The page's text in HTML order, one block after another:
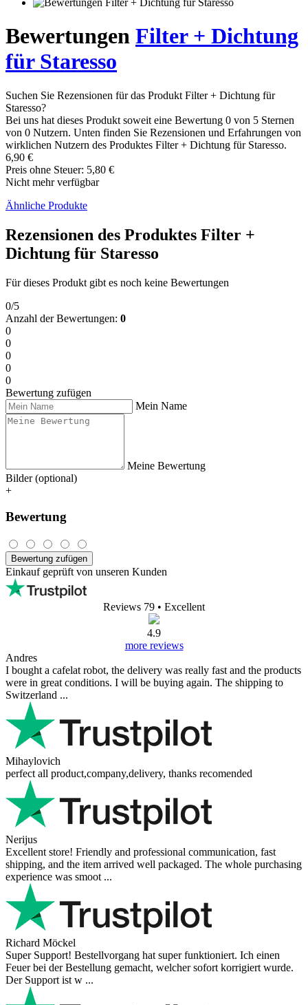
Bewertungen Filter + Dichtung
für Staresso
Suchen Sie Rezensionen für das Produkt Filter + Dichtung für
Staresso?
Bei uns hat dieses Produkt soweit eine Bewertung 0 von 5 Sternen
von 0 Nutzern. Unten finden Sie Rezensionen und Erfahrungen von
wirklichen Nutzern des Produktes Filter + Dichtung für Staresso.
6,90 €
Preis ohne Steuer: 5,80 €
Nicht mehr verfügbar
Ähnliche Produkte
Rezensionen des Produktes Filter +
Dichtung für Staresso
Für dieses Produkt gibt es noch keine Bewertungen
0/5
Anzahl der Bewertungen: 0
0
0
0
0
0
Bewertung zufügen
Mein Name
Meine Bewertung
Bilder (optional)
+
Bewertung
Bewertung zufügen
Einkauf geprüft von unseren Kunden
Reviews 79 • Excellent
4.9
more reviews
Andres
I bought a cafelat robot, the delivery was really fast and the products
were in great conditions. I will be buying again. The shipping to
Switzerland ...
Mihaylovich
perfect all product,company,delivery, thanks recomended
Nerijus
Excellent store! Friendly and professional communication, fast
shipping, and the item arrived well packaged. The whole purchasing
experience was smoot ...
Richard Möckel
Super Support! Bestellvorgang hat super funktioniert. Ich einen
Feuer bei der Bestellung gemacht, welcher sofort korrigiert wurde.
Der Support ist w ...